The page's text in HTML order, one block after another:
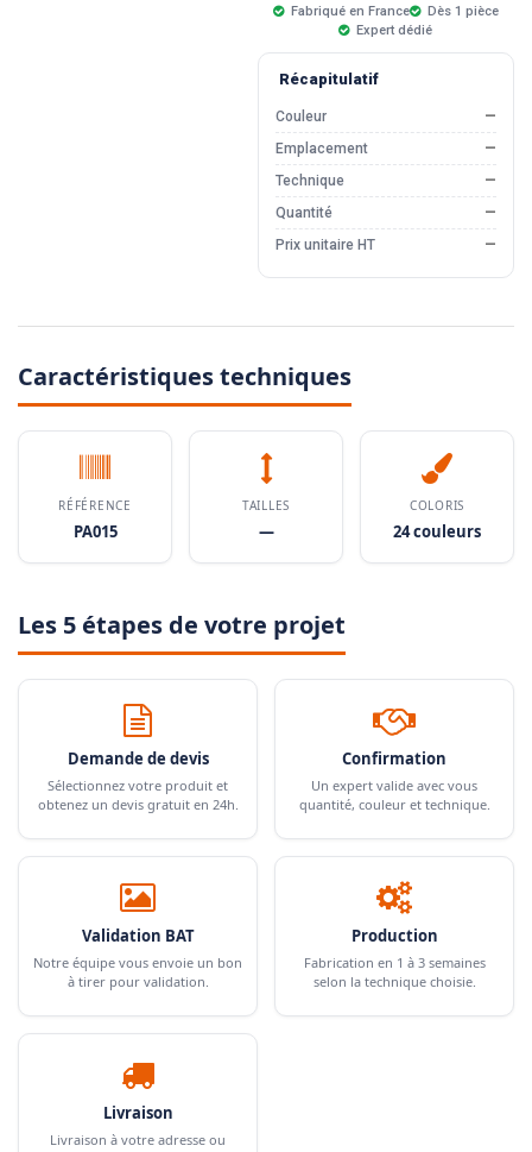
Fabriqué en France
Dès 1 pièce
Expert dédié
Récapitulatif
Couleur
—
Emplacement
—
Technique
—
Quantité
—
Prix unitaire HT
—
Caractéristiques techniques
RÉFÉRENCE
PA015
TAILLES
—
COLORIS
24 couleurs
Les 5 étapes de votre projet
Demande de devis
Sélectionnez votre produit et
obtenez un devis gratuit en 24h.
Confirmation
Un expert valide avec vous
quantité, couleur et technique.
Validation BAT
Notre équipe vous envoie un bon
à tirer pour validation.
Production
Fabrication en 1 à 3 semaines
selon la technique choisie.
Livraison
Livraison à votre adresse ou